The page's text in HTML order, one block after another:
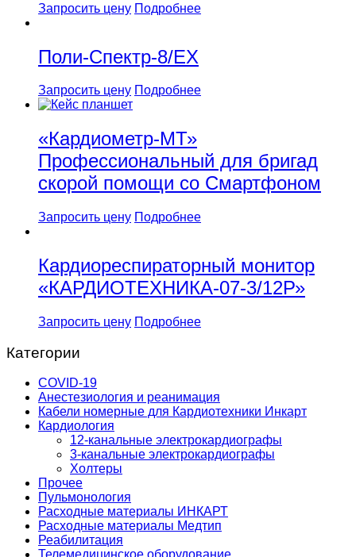
Запросить цену Подробнее
Поли-Спектр-8/EX
Запросить цену Подробнее
«Кардиометр-МТ»
Профессиональный для бригад
скорой помощи со Смартфоном
Запросить цену Подробнее
Кардиореспираторный монитор
«КАРДИОТЕХНИКА-07-3/12Р»
Запросить цену Подробнее
Категории
COVID-19
Анестезиология и реанимация
Кабели номерные для Кардиотехники Инкарт
Кардиология
12-канальные электрокардиографы
3-канальные электрокардиографы
Холтеры
Прочее
Пульмонология
Расходные материалы ИНКАРТ
Расходные материалы Медтип
Реабилитация